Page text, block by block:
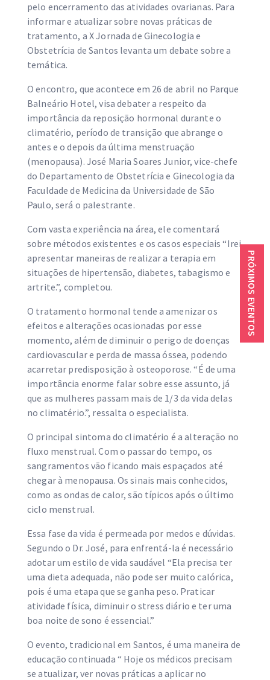
pelo encerramento das atividades ovarianas. Para
informar e atualizar sobre novas práticas de
tratamento, a X Jornada de Ginecologia e
Obstetrícia de Santos levanta um debate sobre a
temática.
O encontro, que acontece em 26 de abril no Parque
Balneário Hotel, visa debater a respeito da
importância da reposição hormonal durante o
climatério, período de transição que abrange o
antes e o depois da última menstruação
(menopausa). José Maria Soares Junior, vice-chefe
do Departamento de Obstetrícia e Ginecologia da
Faculdade de Medicina da Universidade de São
Paulo, será o palestrante.
Com vasta experiência na área, ele comentará
sobre métodos existentes e os casos especiais “Irei
apresentar maneiras de realizar a terapia em
situações de hipertensão, diabetes, tabagismo e
artrite.”, completou.
O tratamento hormonal tende a amenizar os
efeitos e alterações ocasionadas por esse
momento, além de diminuir o perigo de doenças
cardiovascular e perda de massa óssea, podendo
acarretar predisposição à osteoporose. “É de uma
importância enorme falar sobre esse assunto, já
que as mulheres passam mais de 1/3 da vida delas
no climatério.”, ressalta o especialista.
O principal sintoma do climatério é a alteração no
fluxo menstrual. Com o passar do tempo, os
sangramentos vão ficando mais espaçados até
chegar à menopausa. Os sinais mais conhecidos,
como as ondas de calor, são típicos após o último
ciclo menstrual.
Essa fase da vida é permeada por medos e dúvidas.
Segundo o Dr. José, para enfrentá-la é necessário
adotar um estilo de vida saudável “Ela precisa ter
uma dieta adequada, não pode ser muito calórica,
pois é uma etapa que se ganha peso. Praticar
atividade física, diminuir o stress diário e ter uma
boa noite de sono é essencial.”
O evento, tradicional em Santos, é uma maneira de
educação continuada “ Hoje os médicos precisam
se atualizar, ver novas práticas a aplicar no
PRÓXIMOS EVENTOS